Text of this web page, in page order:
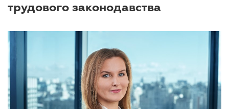
трудового законодавства